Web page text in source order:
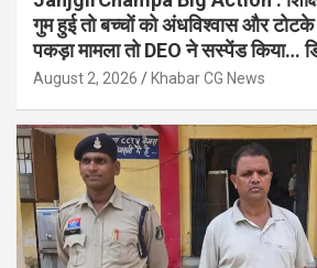
गुम हुई तो बच्चों को अंधविश्वास और टोटके
पकड़ा मामला तो DEO ने सस्पेंड किया…
August 2, 2026 Khabar CG News